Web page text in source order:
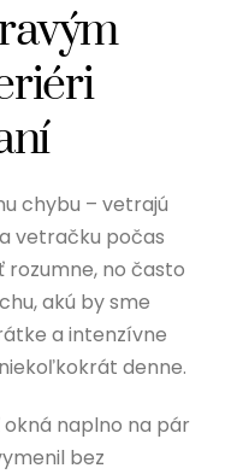
chybu – vetrajú
vetračku počas
rozumne, no často
akú by sme
a intenzívne
denne.
naplno na pár
bez